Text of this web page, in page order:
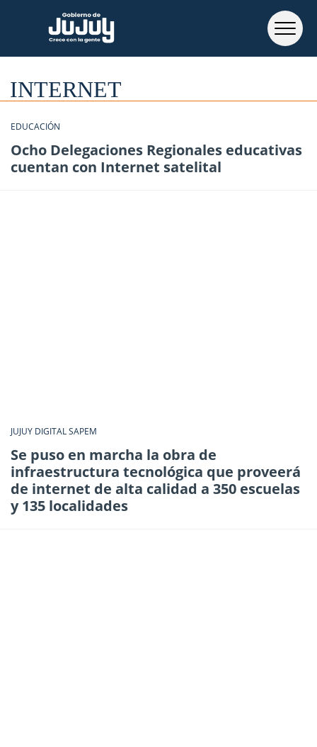
INTERNET
EDUCACIÓN
Ocho Delegaciones Regionales educativas
cuentan con Internet satelital
JUJUY DIGITAL SAPEM
Se puso en marcha la obra de
infraestructura tecnológica que proveerá
de internet de alta calidad a 350 escuelas
y 135 localidades